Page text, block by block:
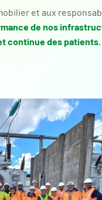
et aux
de nos
continue des patients.